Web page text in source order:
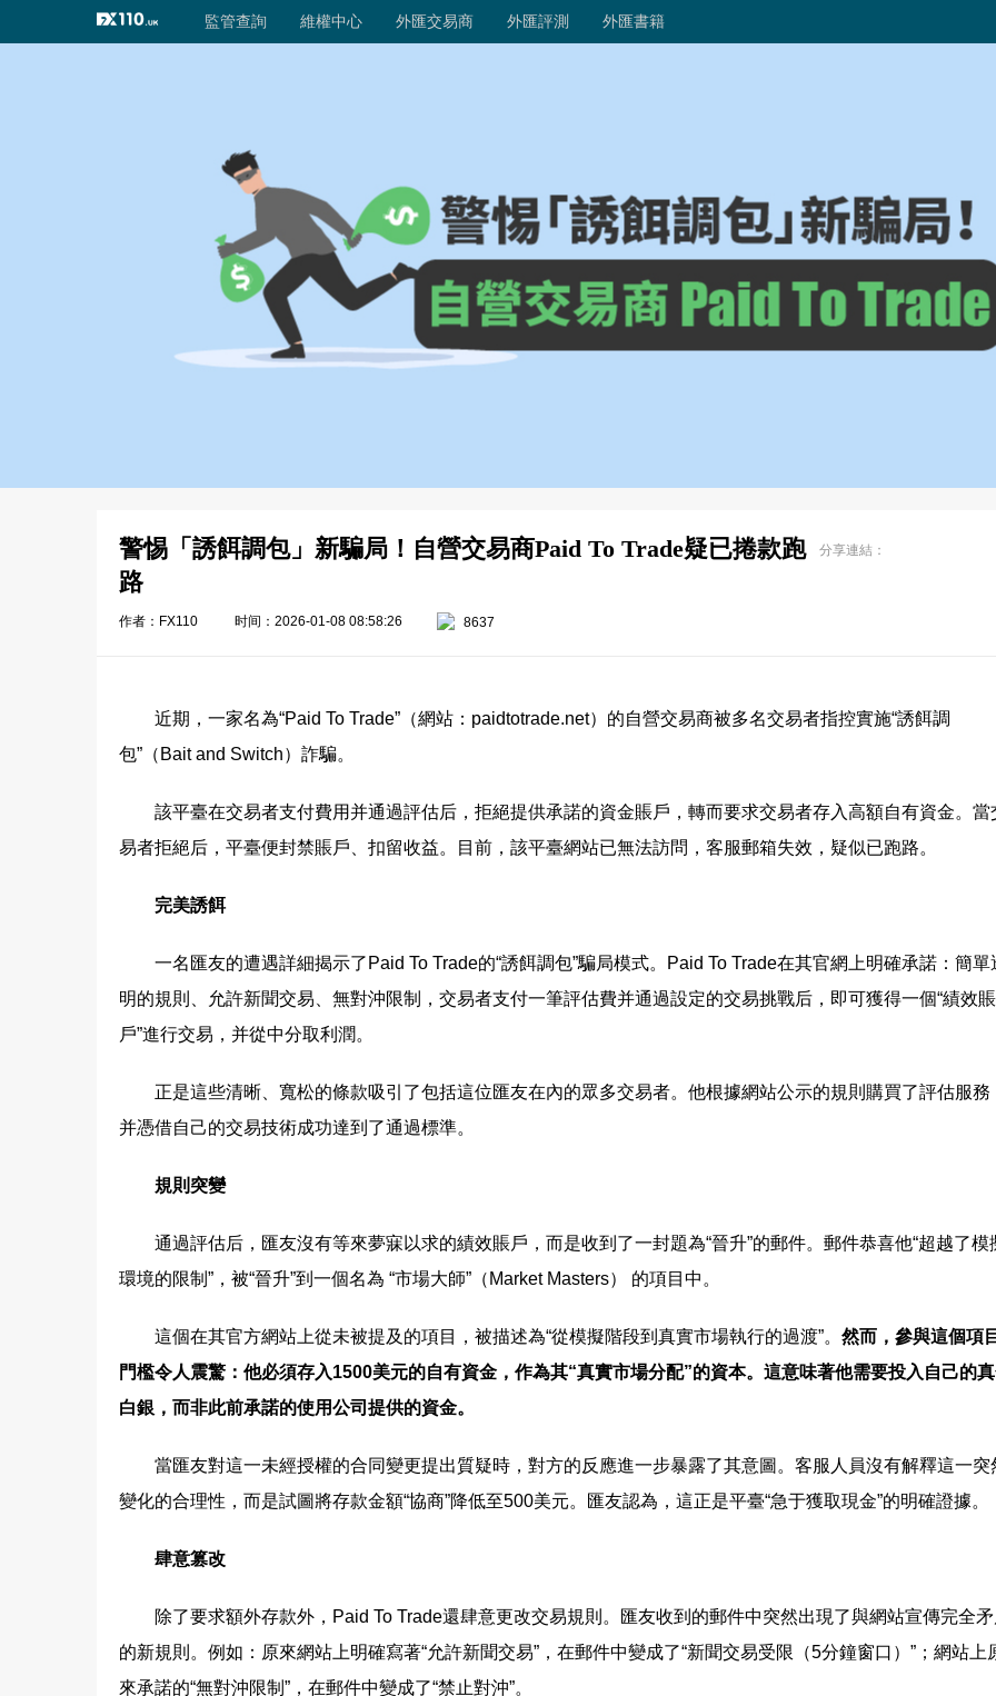
外匯交易商 監管查詢 監管評級
警惕「誘餌調包」新騙局！自營交易商Paid To Trade疑已捲款跑
路
分享連結：
作者：FX110 时间：2026-01-08 08:58:26 8637
近期，一家名為“Paid To Trade”（網站：paidtotrade.net）的自營交易商被多名交易者指控實施“誘餌調
包”（Bait and Switch）詐騙。
該平臺在交易者支付費用并通過評估后，拒絕提供承諾的資金賬戶，轉而要求交易者存入高額自有資金。當
易者拒絕后，平臺便封禁賬戶、扣留收益。目前，該平臺網站已無法訪問，客服郵箱失效，疑似已跑路。
完美誘餌
一名匯友的遭遇詳細揭示了Paid To Trade的“誘餌調包”騙局模式。Paid To Trade在其官網上明確承諾：簡單
明的規則、允許新聞交易、無對沖限制，交易者支付一筆評估費并通過設定的交易挑戰后，即可獲得一個“績效賬
戶”進行交易，并從中分取利潤。
正是這些清晰、寬松的條款吸引了包括這位匯友在內的眾多交易者。他根據網站公示的規則購買了評估服務
并憑借自己的交易技術成功達到了通過標準。
規則突變
通過評估后，匯友沒有等來夢寐以求的績效賬戶，而是收到了一封題為“晉升”的郵件。郵件恭喜他“超越了模
環境的限制”，被“晉升”到一個名為 “市場大師”（Market Masters） 的項目中。
這個在其官方網站上從未被提及的項目，被描述為“從模擬階段到真實市場執行的過渡”。 然而，參與這個項
門檻令人震驚：他必須存入1500美元的自有資金，作為其“真實市場分配”的資本。這意味著他需要投入自己的
白銀，而非此前承諾的使用公司提供的資金。
當匯友對這一未經授權的合同變更提出質疑時，對方的反應進一步暴露了其意圖。客服人員沒有解釋這一突
變化的合理性，而是試圖將存款金額“協商”降低至500美元。匯友認為，這正是平臺“急于獲取現金”的明確證據。
肆意篡改
除了要求額外存款外，Paid To Trade還肆意更改交易規則。匯友收到的郵件中突然出現了與網站宣傳完全
的新規則。例如：原來網站上明確寫著“允許新聞交易”，在郵件中變成了“新聞交易受限（5分鐘窗口）”；網站上
來承諾的“無對沖限制”，在郵件中變成了“禁止對沖”。
監管查詢 維權中心 外匯交易商 外匯評測 外匯書籍